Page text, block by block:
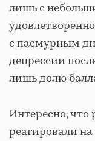
лишь с
с пасмурным
депрессии
лишь долю
Интересно,
реагировали